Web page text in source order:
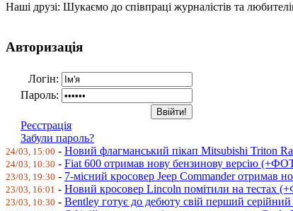
Наші друзі: Шукаємо до співпраці журналістів та
Авторизація
Логін:
Пароль:
Реєстрація
Забули пароль?
24/03, 15:00 - Новий флагманський пікап Mitsubishi Triton
24/03, 10:30 - Fiat 600 отримав нову бензинову версію
23/03, 19:30 - 7-місний кросовер Jeep Commander отримав
23/03, 16:01 - Новий кросовер Lincoln помітили на тестах
23/03, 10:30 - Bentley готує до дебюту свій перший